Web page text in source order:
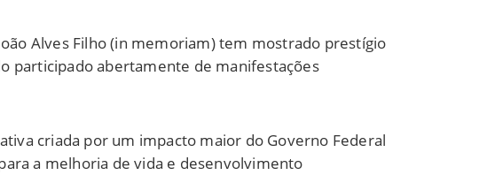
Alves Filho (in memoriam) tem mostrado prestígio
participado abertamente de manifestações
criada por um impacto maior do Governo Federal
a melhoria de vida e desenvolvimento